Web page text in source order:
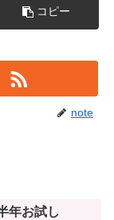
コピー
note
年お試し